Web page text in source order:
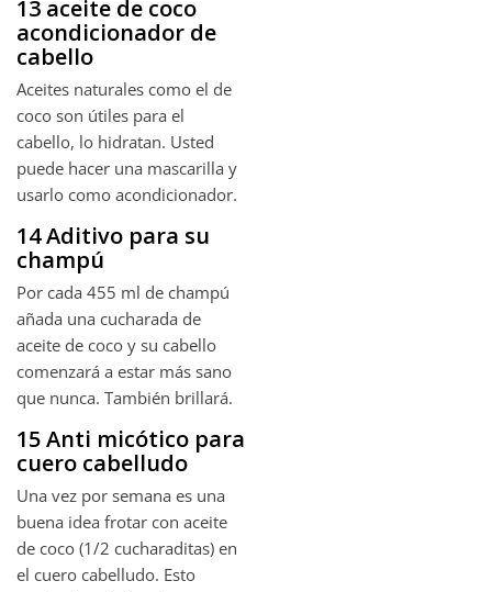
13 aceite de coco
acondicionador de
cabello
Aceites naturales como el de
coco son útiles para el
cabello, lo hidratan. Usted
puede hacer una mascarilla y
usarlo como acondicionador.
14 Aditivo para su
champú
Por cada 455 ml de champú
añada una cucharada de
aceite de coco y su cabello
comenzará a estar más sano
que nunca. También brillará.
15 Anti micótico para
cuero cabelludo
Una vez por semana es una
buena idea frotar con aceite
de coco (1/2 cucharaditas) en
el cuero cabelludo. Esto